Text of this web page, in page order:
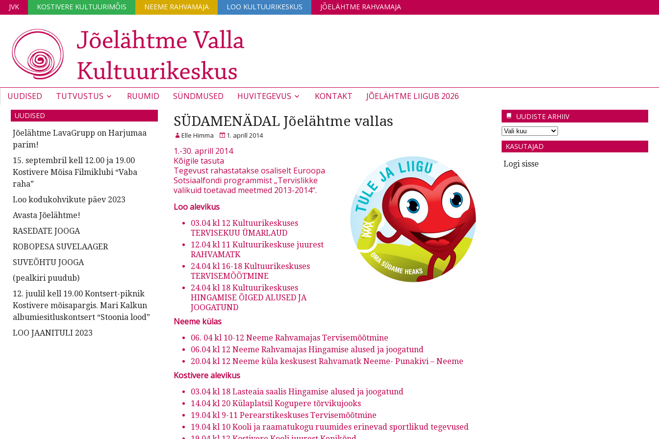
JVK KOSTIVERE KULTUURIMÕIS NEEME RAHVAMAJA LOO KULTUURIKESKUS JÕELÄHTME RAHVAMAJA
UUDISED TUTVUSTUS RUUMID SÜNDMUSED HUVITEGEVUS KONTAKT JÕELÄHTME LIIGUB 2026
SÜDAMENÄDAL Jõelähtme vallas
Elle Himma 1. aprill 2014
1.-30. aprill 2014
Kõigile tasuta
Tegevust rahastatakse osaliselt Euroopa
Sotsiaalfondi programmist „Tervislikke
valikuid toetavad meetmed 2013-2014“.
Loo alevikus
03.04 kl 12 Kultuurikeskuses
TERVISEKUU ÜMARLAUD
12.04 kl 11 Kultuurikeskuse juurest
RAHVAMATK
24.04 kl 16-18 Kultuurikeskuses
TERVISEMÕÕTMINE
24.04 kl 18 Kultuurikeskuses
HINGAMISE ÕIGED ALUSED JA
JOOGATUND
Neeme külas
06. 04 kl 10-12 Neeme Rahvamajas Tervisemõõtmine
06.04 kl 12 Neeme Rahvamajas Hingamise alused ja joogatund
20.04 kl 12 Neeme küla keskusest Rahvamatk Neeme- Punakivi – Neeme
Kostivere alevikus
03.04 kl 18 Lasteaia saalis Hingamise alused ja joogatund
14.04 kl 20 Külaplatsil Kogupere tõrvikujooks
19.04 kl 9-11 Perearstikeskuses Tervisemõõtmine
19.04 kl 10 Kooli ja raamatukogu ruumides erinevad sportlikud tegevused
UUDISED
Jõelähtme LavaGrupp on Harjumaa
parim!
15. septembril kell 12.00 ja 19.00
Kostivere Mõisa Filmiklubi “Vaba
raha”
Loo kodukohvikute päev 2023
Avasta Jõelähtme!
RASEDATE JOOGA
ROBOPESA SUVELAAGER
SUVEÕHTU JOOGA
(pealkiri puudub)
12. juulil kell 19.00 Kontsert-piknik
Kostivere mõisapargis. Mari Kalkun
albumiesitluskontsert “Stoonia lood”
LOO JAANITULI 2023
UUDISTE ARHIIV
KASUTAJAD
Logi sisse